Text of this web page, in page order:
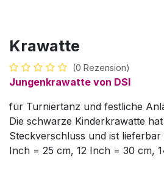
Krawatte
(0 Rezension)
Jungenkrawatte von DSI
für Turniertanz und festliche
Die schwarze Kinderkrawatte
Steckverschluss und ist lieferbar
Inch = 25 cm, 12 Inch = 30 cm,